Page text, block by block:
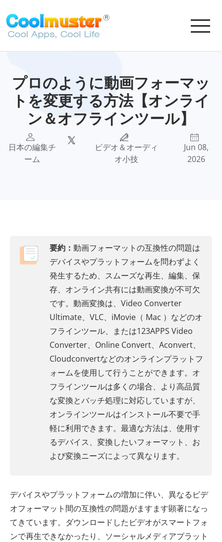
プロのように動画フォーマッ
トを変更する方法【オンライ
ン＆オフラインツール】
日本の編集チ
ーム
ビデオ＆オーディ
オ小技
Jun 08,
2026
要約： 動画フォーマットの互換性の問題は
デバイスやプラットフォームを問わずよく
発生するため、スムーズな再生、編集、保
存、オンライン共有には動画変換が不可欠
です。動画変換は、Video Converter
Ultimate、VLC、iMovie（ Mac ）などのオ
フラインツール、または123APPS Video
Converter、Online Convert、Aconvert、
Cloudconvertなどのオンラインプラットフ
ォームを使用して行うことができます。オ
フラインツールは多くの場合、より高品質
な変換とバッチ処理に対応していますが、
オンラインツールはインストール不要で手
軽に利用できます。最適な方法は、使用す
るデバイス、変換したいフォーマット、お
よび変換ニーズによって異なります。
デバイスやプラットフォームの増加に伴い、異なるビデ
オフォーマット間の互換性の問題がますます顕著になっ
てきています。ダウンロードしたビデオがスマートフォ
ンで再生できなかったり、ソーシャルメディアプラット